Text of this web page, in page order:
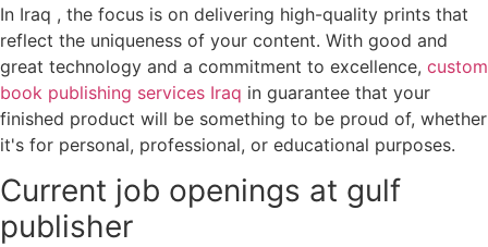
In Iraq , the focus is on delivering high-quality prints that
reflect the uniqueness of your content. With good and
great technology and a commitment to excellence, custom
book publishing services Iraq in guarantee that your
finished product will be something to be proud of, whether
it's for personal, professional, or educational purposes.
Current job openings at gulf
publisher